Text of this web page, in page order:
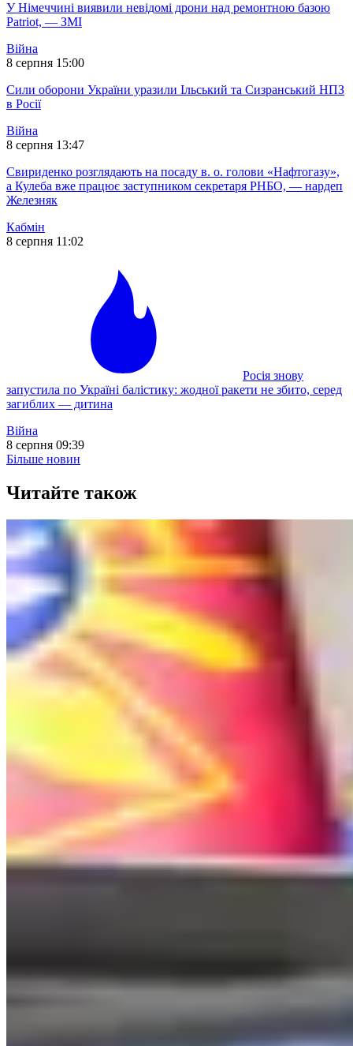
У Німеччині виявили невідомі дрони над ремонтною базою
Patriot, — ЗМІ
Війна
8 серпня 15:00
Сили оборони України уразили Ільський та Сизранський НПЗ
в Росії
Війна
8 серпня 13:47
Свириденко розглядають на посаду в. о. голови «Нафтогазу»,
а Кулеба вже працює заступником секретаря РНБО, — нардеп
Железняк
Кабмін
8 серпня 11:02
Росія знову
запустила по Україні балістику: жодної ракети не збито, серед
загиблих — дитина
Війна
8 серпня 09:39
Більше новин
Читайте також